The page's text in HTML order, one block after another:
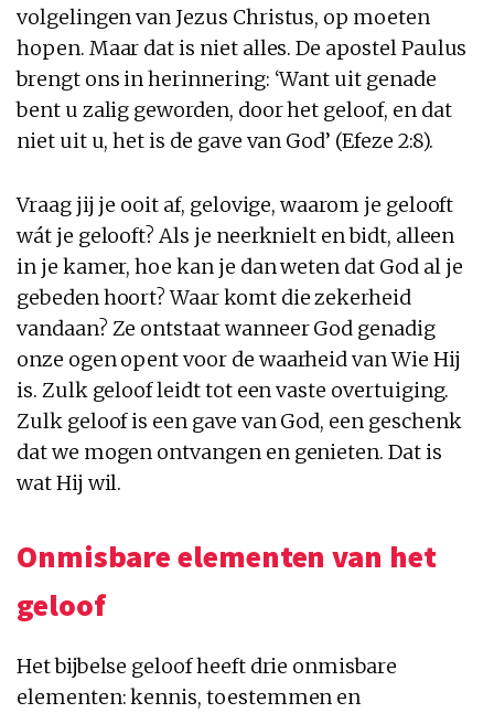
volgelingen van Jezus Christus, op moeten
hopen. Maar dat is niet alles. De apostel Paulus
brengt ons in herinnering: ‘Want uit genade
bent u zalig geworden, door het geloof, en dat
niet uit u, het is de gave van God’ (Efeze 2:8).
Vraag jij je ooit af, gelovige, waarom je gelooft
wát je gelooft? Als je neerknielt en bidt, alleen
in je kamer, hoe kan je dan weten dat God al je
gebeden hoort? Waar komt die zekerheid
vandaan? Ze ontstaat wanneer God genadig
onze ogen opent voor de waarheid van Wie Hij
is. Zulk geloof leidt tot een vaste overtuiging.
Zulk geloof is een gave van God, een geschenk
dat we mogen ontvangen en genieten. Dat is
wat Hij wil.
Onmisbare elementen van het
geloof
Het bijbelse geloof heeft drie onmisbare
elementen: kennis, toestemmen en